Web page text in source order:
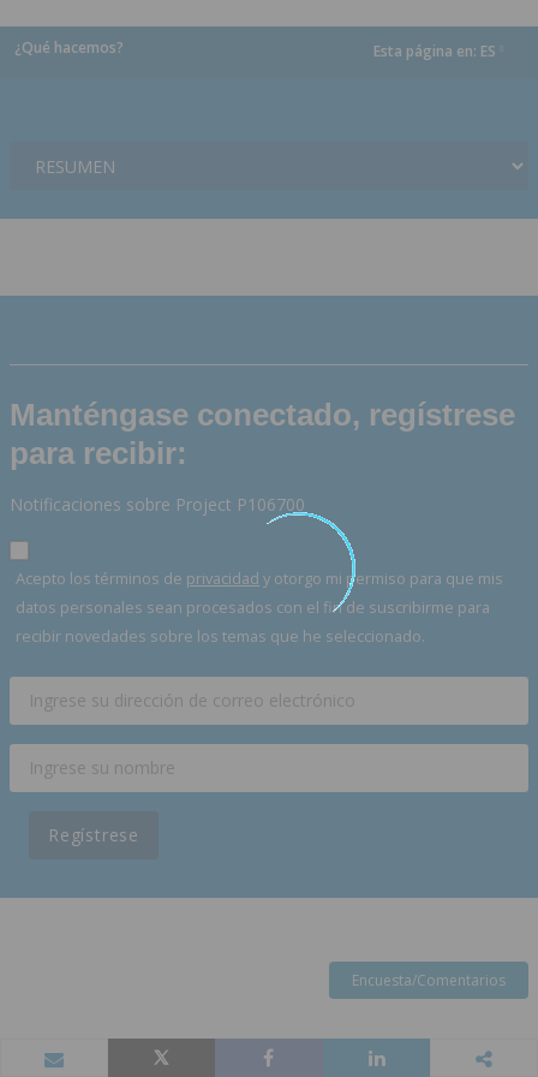
¿Qué hacemos? Esta página en: ES
Manténgase conectado, regístrese
para recibir:
Notificaciones sobre Project P106700
Acepto los términos de privacidad y otorgo mi permiso para que mis
datos personales sean procesados con el fin de suscribirme para
recibir novedades sobre los temas que he seleccionado.
Regístrese
Encuesta/Comentarios